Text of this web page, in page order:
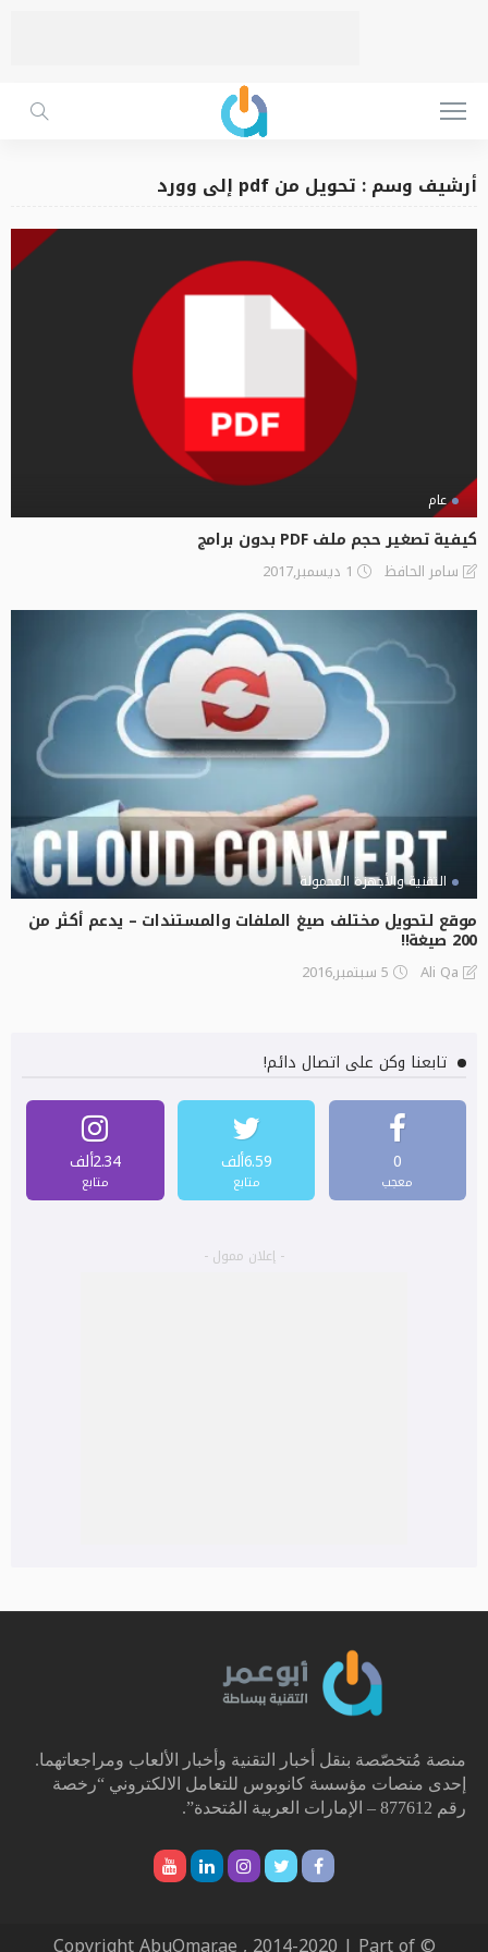
أرشيف وسم : تحويل من pdf إلى وورد
عام
كيفية تصغير حجم ملف PDF بدون برامج
سامر الحافظ 1 ديسمبر,2017
التقنية والأجهزة المحمولة
موقع لتحويل مختلف صيغ الملفات والمستندات – يدعم أكثر من
200 صيغة!!
Ali Qa 5 سبتمبر,2016
تابعنا وكن على اتصال دائم!
0
معجب
6.59ألف
متابع
2.34ألف
متابع
- إعلان ممول -
منصة مُتخصّصة بنقل أخبار التقنية وأخبار الألعاب ومراجعاتهما.
إحدى منصات مؤسسة كانوبوس للتعامل الالكتروني “رخصة
رقم 877612 – الإمارات العربية المُتحدة”.